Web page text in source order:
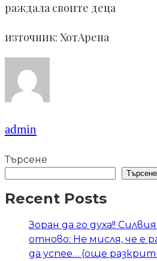
раждала своите деца
източник: ХотАрена
admin
Търсене
Търсене
Recent Posts
Зоран да го духа!!
отново: Не мисля, че е
да успее… (още